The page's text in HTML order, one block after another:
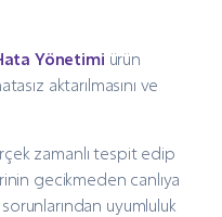
Yönetimi ürün
aktarılmasını ve
zamanlı tespit edip
gecikmeden canlıya
sorunlarından uyumluluk